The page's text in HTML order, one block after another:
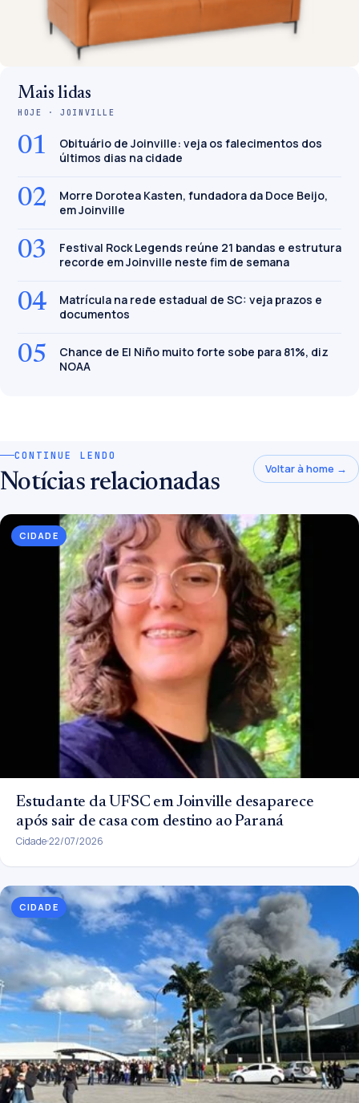
Mais lidas
HOJE · JOINVILLE
01
Obituário de Joinville: veja os falecimentos dos
últimos dias na cidade
02
Morre Dorotea Kasten, fundadora da Doce Beijo,
em Joinville
03
Festival Rock Legends reúne 21 bandas e estrutura
recorde em Joinville neste fim de semana
04
Matrícula na rede estadual de SC: veja prazos e
documentos
05
Chance de El Niño muito forte sobe para 81%, diz
NOAA
CONTINUE LENDO
Notícias relacionadas
Voltar à home →
CIDADE
Estudante da UFSC em Joinville desaparece
após sair de casa com destino ao Paraná
Cidade22/07/2026
CIDADE